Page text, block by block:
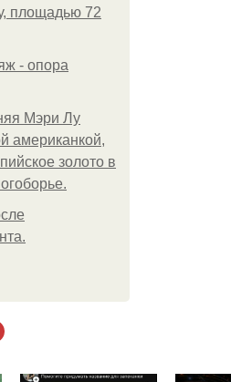
площадью 72
- опора
Мэри Лу
американкой,
золото в